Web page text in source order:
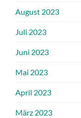
August 2023
Juli 2023
Juni 2023
Mai 2023
April 2023
März 2023